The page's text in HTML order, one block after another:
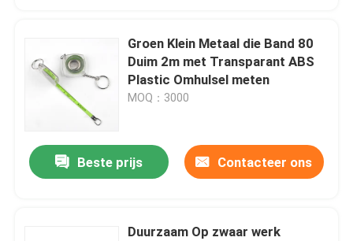
Groen Klein Metaal die Band 80
Duim 2m met Transparant ABS
Plastic Omhulsel meten
MOQ：3000
Beste prijs Contacteer ons
Duurzaam Op zwaar werk